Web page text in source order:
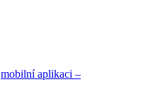
mobilní aplikaci –